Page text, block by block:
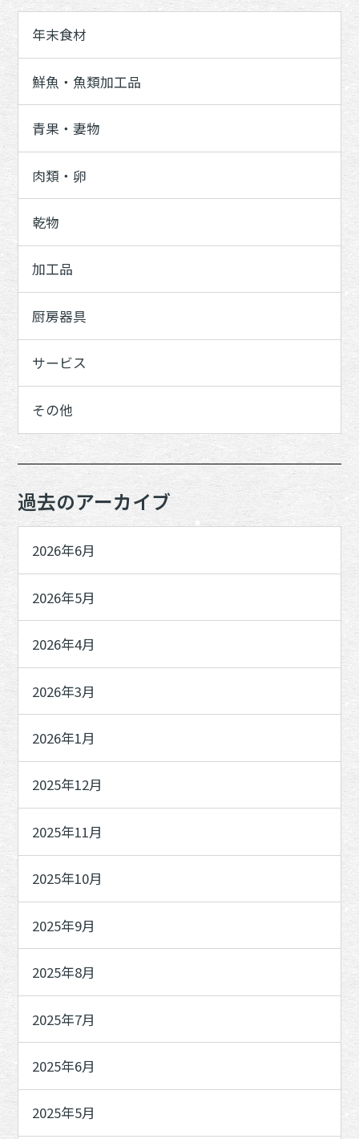
年末食材
鮮魚・魚類加工品
青果・妻物
肉類・卵
乾物
加工品
厨房器具
サービス
その他
過去のアーカイブ
2026年6月
2026年5月
2026年4月
2026年3月
2026年1月
2025年12月
2025年11月
2025年10月
2025年9月
2025年8月
2025年7月
2025年6月
2025年5月